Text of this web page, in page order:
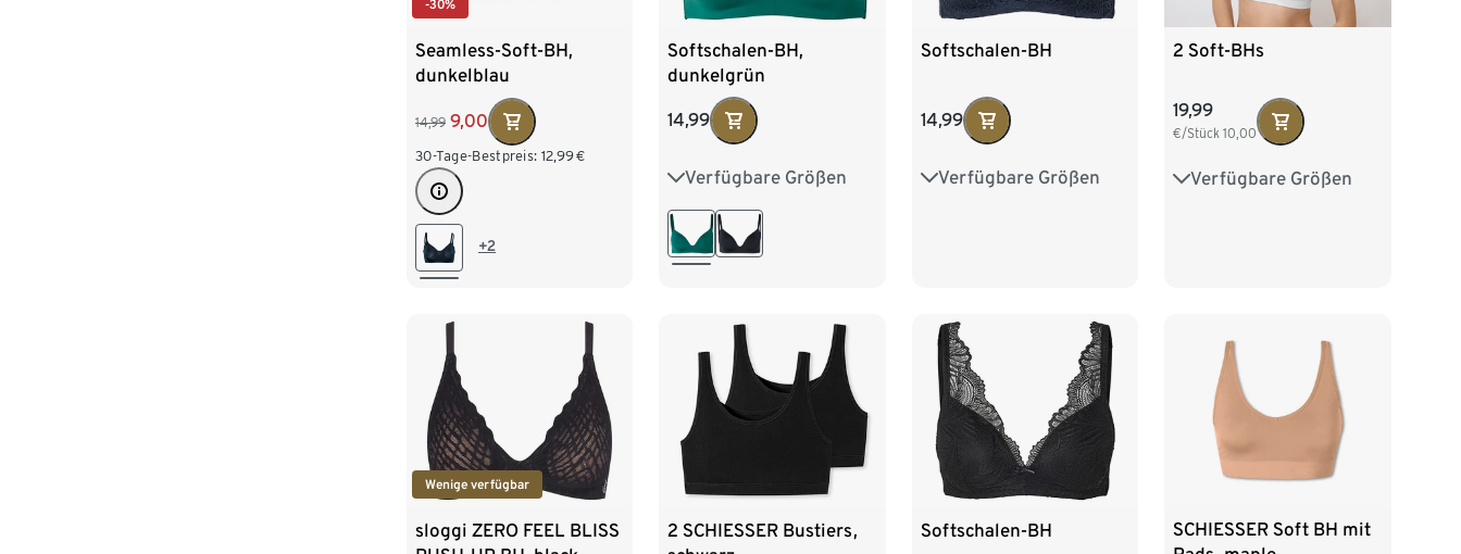
-30%
Seamless-Soft-BH,
dunkelblau
14,99 9,00
30-Tage-Bestpreis: 12,99€
+2
Softschalen-BH,
dunkelgrün
14,99
Verfügbare Größen
75A 75B 75C
80A 80B
Softschalen-BH
14,99
Verfügbare Größen
75A 75B 75C
2 Soft-BHs
19,99
€/Stück10,00
Verfügbare Größen
75A 75B 80A
Wenige verfügbar
sloggi ZERO FEEL BLISS
2 SCHIESSER Bustiers,
Softschalen-BH
SCHIESSER Soft BH mit